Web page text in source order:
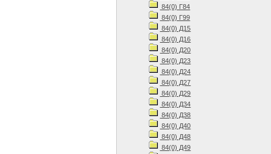
84(0) Г84
84(0) Г99
84(0) Д15
84(0) Д16
84(0) Д20
84(0) Д23
84(0) Д24
84(0) Д27
84(0) Д29
84(0) Д34
84(0) Д38
84(0) Д40
84(0) Д48
84(0) Д49